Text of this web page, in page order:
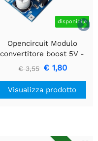

disponibile
Opencircuit Modulo
convertitore boost 5V -
35V XL6009
€ 3,55 € 1,80
Visualizza prodotto